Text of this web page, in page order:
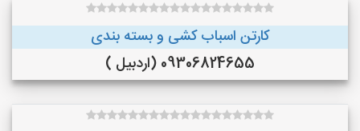
کارتن اسباب کشی و بسته بندی
09306824655 (اردبیل )